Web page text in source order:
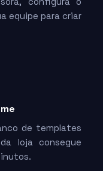
equipe para criar
de templates
loja consegue